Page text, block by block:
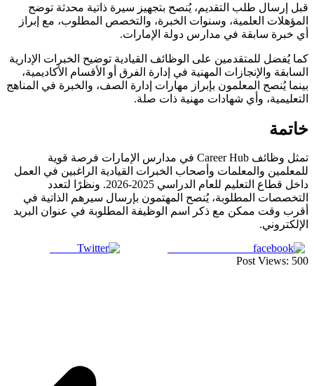
قبل إرسال طلب التقديم، يُنصح بتجهيز سيرة ذاتية محدثة توضح
المؤهلات العلمية، وسنوات الخبرة، والتخصص المطلوب، مع إبراز
أي خبرة سابقة في مدارس دولة الإمارات.
كما يُفضل للمتقدمين على الوظائف القيادية توضيح الخبرات الإدارية
السابقة والإنجازات المهنية في إدارة الفرق أو الأقسام الأكاديمية،
بينما يُنصح المعلمون بإبراز مهارات إدارة الصف، والخبرة في المناهج
التعليمية، وأي شهادات مهنية ذات صلة.
خاتمة
تمثل وظائف Career Hub في مدارس الإمارات فرصة قوية
للمعلمين والمعلمات وأصحاب الخبرات القيادية الراغبين في العمل
داخل قطاع التعليم للعام الدراسي 2025-2026. ونظرًا لتعدد
التخصصات المطلوبة، يُنصح المهتمون بإرسال سيرهم الذاتية في
أقرب وقت ممكن مع ذكر اسم الوظيفة المطلوبة في عنوان البريد
الإلكتروني.
Post Views: 500